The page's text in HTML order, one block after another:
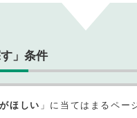
す」条件
ほしい 」に当てはまるペー